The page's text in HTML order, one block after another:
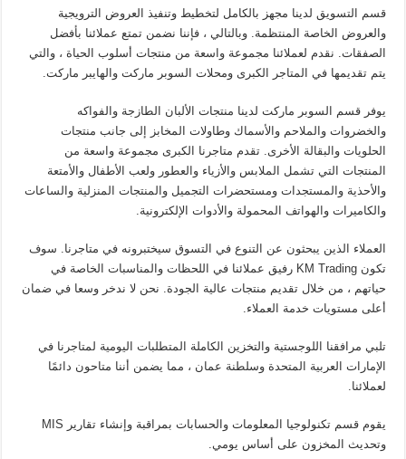
قسم التسويق لدينا مجهز بالكامل لتخطيط وتنفيذ العروض الترويجية
والعروض الخاصة المنتظمة. وبالتالي ، فإننا نضمن تمتع عملائنا بأفضل
الصفقات. نقدم لعملائنا مجموعة واسعة من منتجات أسلوب الحياة ، والتي
يتم تقديمها في المتاجر الكبرى ومحلات السوبر ماركت والهايبر ماركت.
يوفر قسم السوبر ماركت لدينا منتجات الألبان الطازجة والفواكه
والخضروات والملاحم والأسماك وطاولات المخابز إلى جانب منتجات
الحلويات والبقالة الأخرى. تقدم متاجرنا الكبرى مجموعة واسعة من
المنتجات التي تشمل الملابس والأزياء والعطور ولعب الأطفال والأمتعة
والأحذية والمستجدات ومستحضرات التجميل والمنتجات المنزلية والساعات
والكاميرات والهواتف المحمولة والأدوات الإلكترونية.
العملاء الذين يبحثون عن التنوع في التسوق سيختبرونه في متاجرنا. سوف
تكون KM Trading رفيق عملائنا في اللحظات والمناسبات الخاصة في
حياتهم ، من خلال تقديم منتجات عالية الجودة. نحن لا ندخر وسعا في ضمان
أعلى مستويات خدمة العملاء.
تلبي مرافقنا اللوجستية والتخزين الكاملة المتطلبات اليومية لمتاجرنا في
الإمارات العربية المتحدة وسلطنة عمان ، مما يضمن أننا متاحون دائمًا
لعملائنا.
يقوم قسم تكنولوجيا المعلومات والحسابات بمراقبة وإنشاء تقارير MIS
وتحديث المخزون على أساس يومي.